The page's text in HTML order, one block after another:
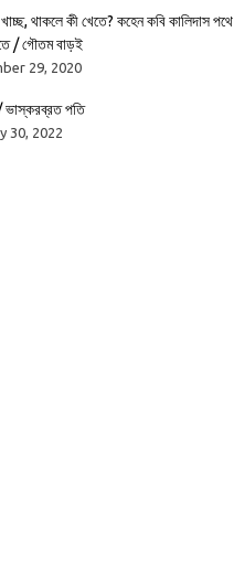
থাকলে কী খেতে? কহেন কবি কালিদাস পথে
/ গৌতম বাড়ই
29, 2020
/ ভাস্করব্রত পতি
30, 2022